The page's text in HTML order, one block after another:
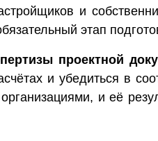
и
этап
проектной
и убедиться в
и её